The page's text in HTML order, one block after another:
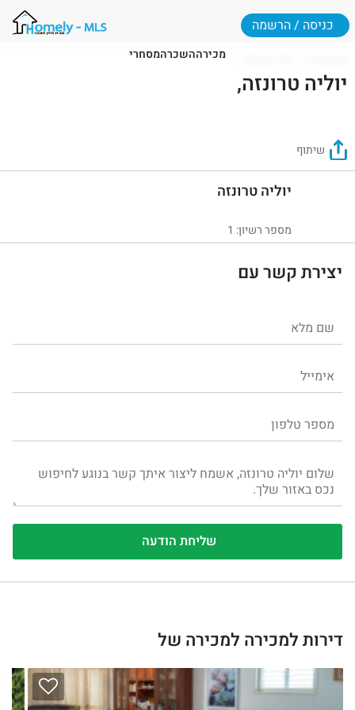
מכירההשכרהמסחרי
כניסה / הרשמה
יוליה טרונזה,
שיתוף
יוליה טרונזה
מספר רשיון: 1
יצירת קשר עם
דירות למכירה למכירה של